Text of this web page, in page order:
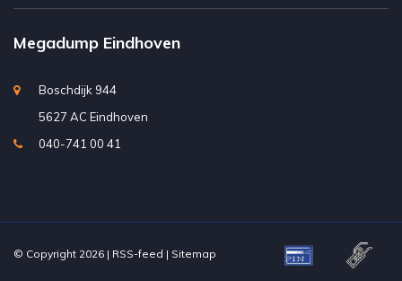
Megadump Eindhoven
Boschdijk 944
5627 AC Eindhoven
040-741 00 41
© Copyright 2026 | RSS-feed | Sitemap